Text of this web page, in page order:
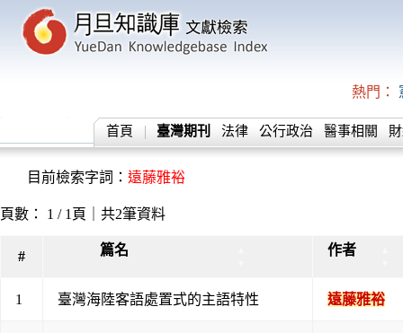
熱門：
首頁 臺灣期刊 法律 公行政治 醫事相關
目前檢索字詞： 遠藤雅裕
頁數： 1 / 1頁｜共2筆資料
# 篇名 作者
1 臺灣海陸客語處置式的主語特性 遠藤雅裕